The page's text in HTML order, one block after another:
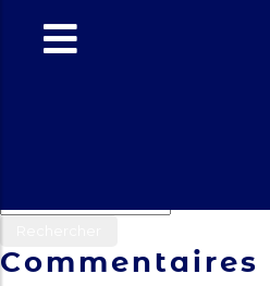
Le
: juin
Commentaires